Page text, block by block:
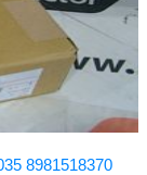
8981518370